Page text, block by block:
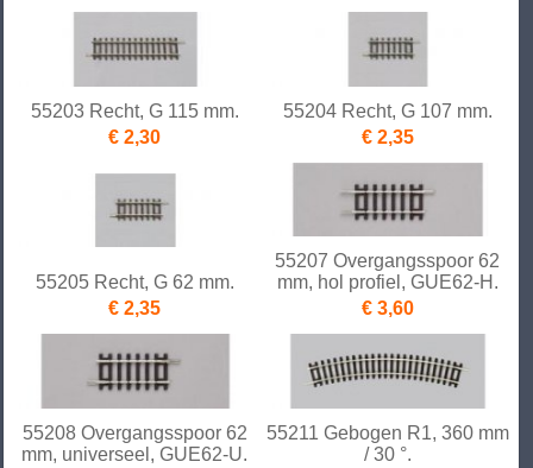
55203 Recht, G 115 mm.
€ 2,30
55204 Recht, G 107 mm.
€ 2,35
55205 Recht, G 62 mm.
€ 2,35
55207 Overgangsspoor 62
mm, hol profiel, GUE62-H.
€ 3,60
55208 Overgangsspoor 62
mm, universeel, GUE62-U.
55211 Gebogen R1, 360 mm
/ 30 °.